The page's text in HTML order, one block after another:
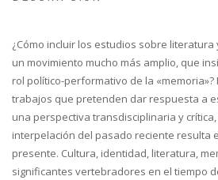
¿Cómo incluir los estudios sobre
un movimiento mucho más amplio, que
rol político-performativo de la
trabajos que pretenden dar respuesta a
una perspectiva transdisciplinaria y
interpelación del pasado reciente resulta
presente. Cultura, identidad, literatura,
significantes vertebradores en el tiempo